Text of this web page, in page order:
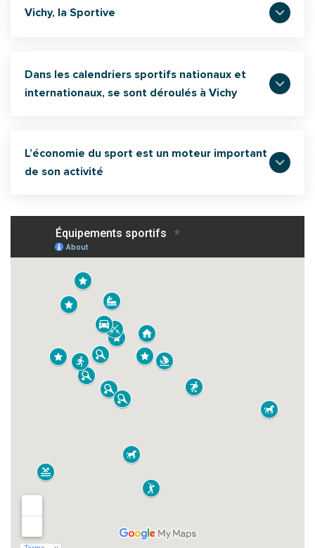
Vichy, la Sportive
Dans les calendriers sportifs nationaux et
internationaux, se sont déroulés à Vichy
L’économie du sport est un moteur important
de son activité